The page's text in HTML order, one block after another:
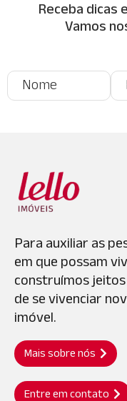
Receba dicas
Vamos
Para auxiliar as
em que possam
construímos
de se vivenciar
imóvel.
Mais sobre nós
Entre em contato